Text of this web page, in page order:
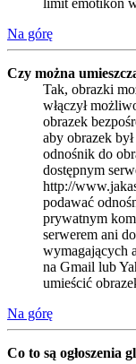
Na górę
Czy można
Tak, obrazki
włączył
obrazek
aby obrazek
odnośnik do
dostępnym
http://
podawać
prywatnym
serwerem ani
wymagających
na Gmail lub
umieścić
Na górę
Co to są ogłoszenia